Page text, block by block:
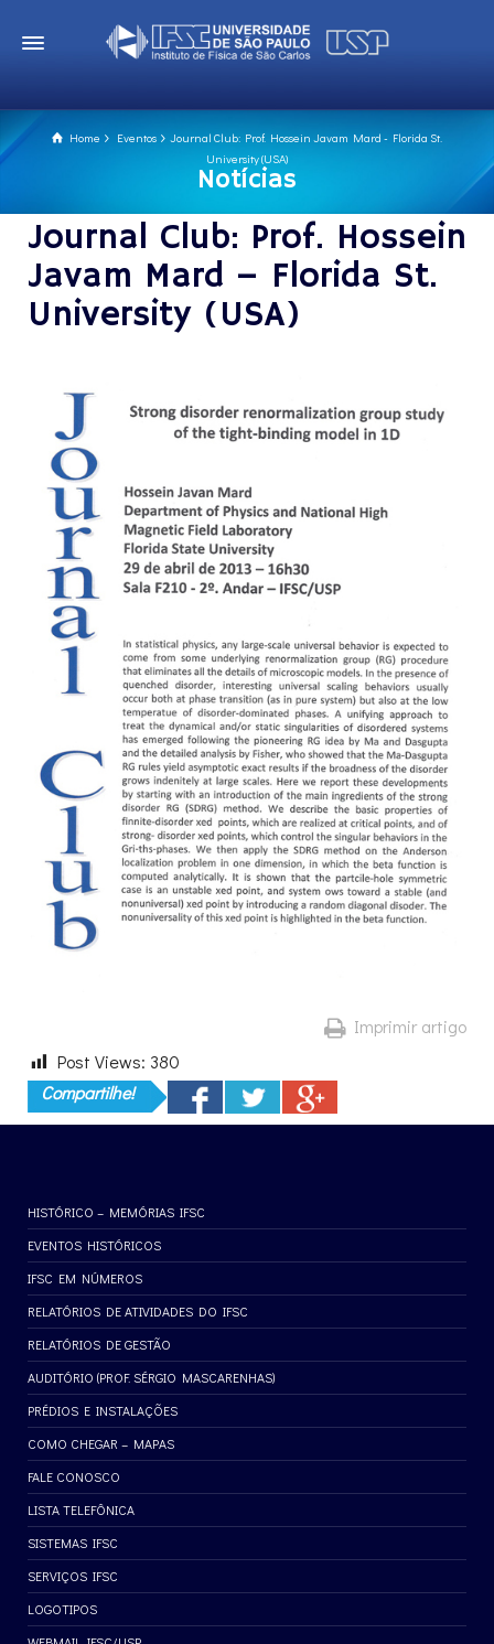
Home Eventos
Journal Club: Prof. Hossein Javam Mard - Florida St.
University (USA)
Notícias
Journal Club: Prof. Hossein
Javam Mard – Florida St.
University (USA)
Imprimir artigo
Post Views: 380
Compartilhe!
HISTÓRICO – MEMÓRIAS IFSC
EVENTOS HISTÓRICOS
IFSC EM NÚMEROS
RELATÓRIOS DE ATIVIDADES DO IFSC
RELATÓRIOS DE GESTÃO
AUDITÓRIO (PROF. SÉRGIO MASCARENHAS)
PRÉDIOS E INSTALAÇÕES
COMO CHEGAR – MAPAS
FALE CONOSCO
LISTA TELEFÔNICA
SISTEMAS IFSC
SERVIÇOS IFSC
LOGOTIPOS